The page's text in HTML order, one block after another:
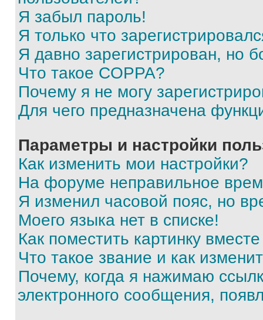
Я забыл пароль!
Я только что
Я давно зарегистрирован, но
Что такое COPPA?
Почему я не могу
Для чего предназначена
Параметры и настройки
Как изменить мои настройки?
На форуме неправильное
Я изменил часовой пояс, но
Моего языка нет в списке!
Как поместить картинку
Что такое звание и как
Почему, когда я нажимаю
электронного сообщения,